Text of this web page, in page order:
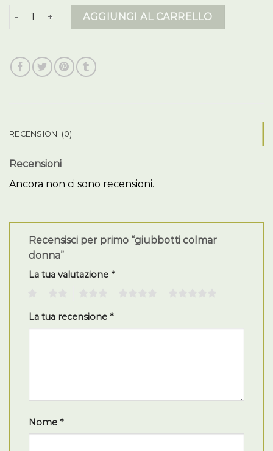
giubbotti colmar donna quantità
AGGIUNGI AL CARRELLO
RECENSIONI (0)
Recensioni
Ancora non ci sono recensioni.
Recensisci per primo “giubbotti colmar
donna”
La tua valutazione *
La tua recensione *
Nome *